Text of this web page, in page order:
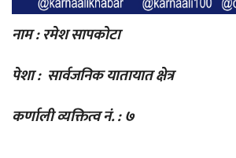
नाम : रमेश सापकोटा
पेशा : सार्वजनिक यातायात क्षेत्र
कर्णाली व्यक्तित्व नं. : ७